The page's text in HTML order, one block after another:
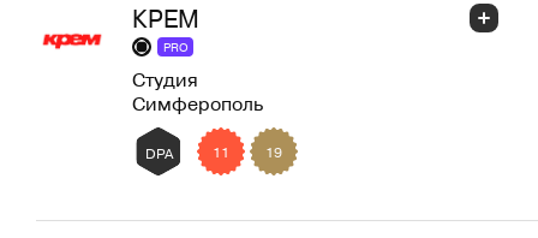
КРЕМ
PRO
Студия
Симферополь
DPA 11 19